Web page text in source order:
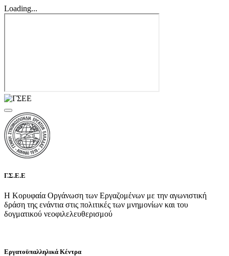
Loading...
Γ.Σ.Ε.Ε
Η Κορυφαία Οργάνωση των Εργαζομένων με την αγωνιστική
δράση της ενάντια στις πολιτικές των μνημονίων και του
δογματικού νεοφιλελευθερισμού
Εργατοϋπαλληλικά Κέντρα